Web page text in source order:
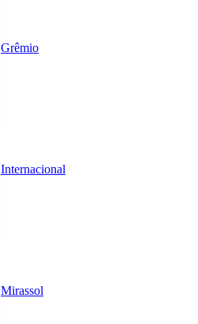
Grêmio
Internacional
Mirassol